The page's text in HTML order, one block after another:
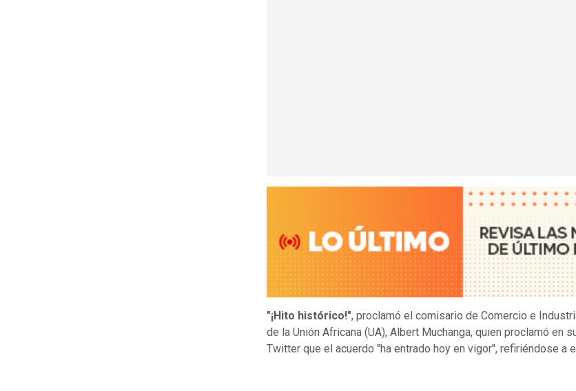
"¡Hito histórico!", proclamó el comisario de Comercio e
de la Unión Africana (UA), Albert Muchanga, quien proclamó en
Twitter que el acuerdo "ha entrado hoy en vigor", refiriéndose a